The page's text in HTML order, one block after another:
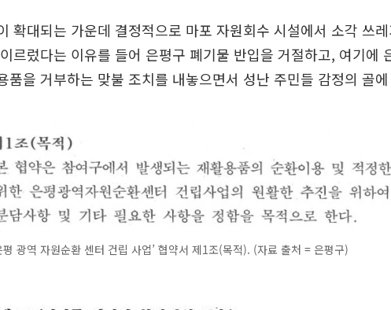
확대되는 가운데 결정적으로 마포 자원회수 시설에서 소각 쓰
르렀다는 이유를 들어 은평구 폐기물 반입을 거절하고, 여기에
품을 거부하는 맞불 조치를 내놓으면서 성난 주민들 감정의 골
광역 자원순환 센터 건립 사업’ 협약서 제1조(목적). (자료 출처 = 은평구)